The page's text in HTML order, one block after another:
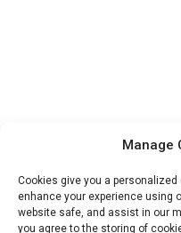
HuiZhou, 516157, Chine
fannie@hzdlpack.com
+86 13410678885
Manage
Cookies give you a
enhance your experience using
website safe, and assist in our
you agree to the storing of